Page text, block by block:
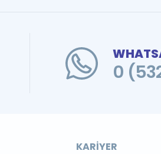
0
KARIYER